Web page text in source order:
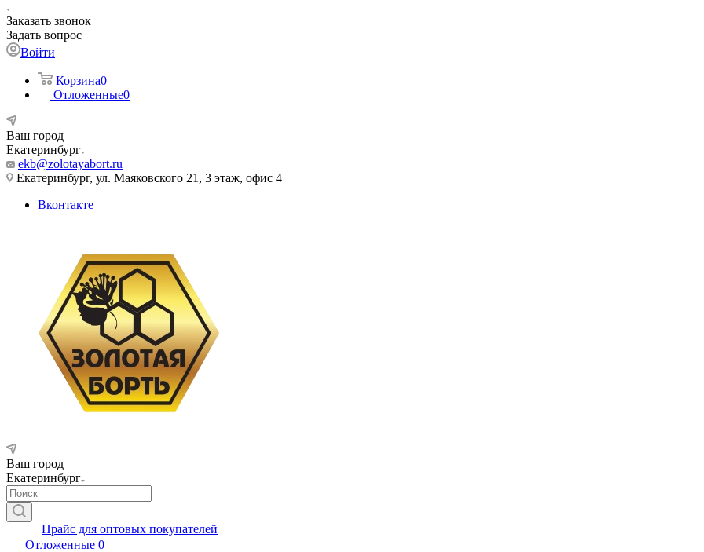
Заказать звонок
Задать вопрос
Войти
Корзина0
Отложенные0
Ваш город
Екатеринбург
ekb@zolotayabort.ru
Екатеринбург, ул. Маяковского 21, 3 этаж, офис 4
Вконтакте
Ваш город
Екатеринбург
Прайс для оптовых покупателей
Отложенные 0